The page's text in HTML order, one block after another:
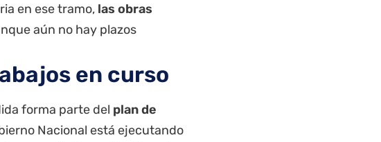
en ese tramo, las obras
aún no hay plazos
en curso
forma parte del plan de
Nacional está ejecutando